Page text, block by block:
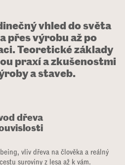
vhled do světa
přes výrobu až po
Teoretické základy
praxí a zkušenostmi
a staveb.
vliv dřeva na člověka a reálný
suroviny z lesa až k vám.
dřeva